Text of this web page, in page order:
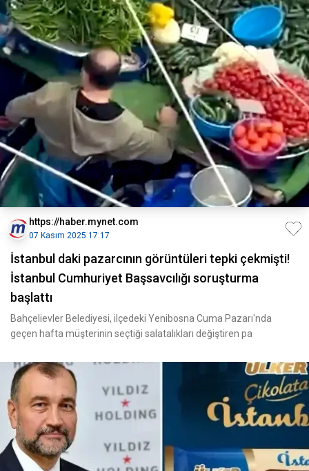
https://haber.mynet.com
07 Kasım 2025 17:17
İstanbul daki pazarcının görüntüleri tepki çekmişti!
İstanbul Cumhuriyet Başsavcılığı soruşturma
başlattı
Bahçelievler Belediyesi, ilçedeki Yenibosna Cuma Pazarı'nda
geçen hafta müşterinin seçtiği salatalıkları değiştiren pa